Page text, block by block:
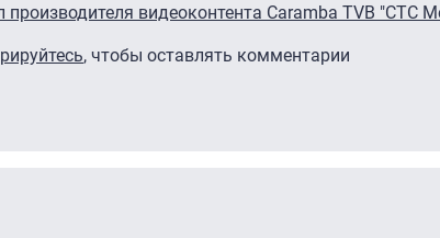
видеоконтента Caramba TVВ "СТС
, чтобы оставлять комментарии